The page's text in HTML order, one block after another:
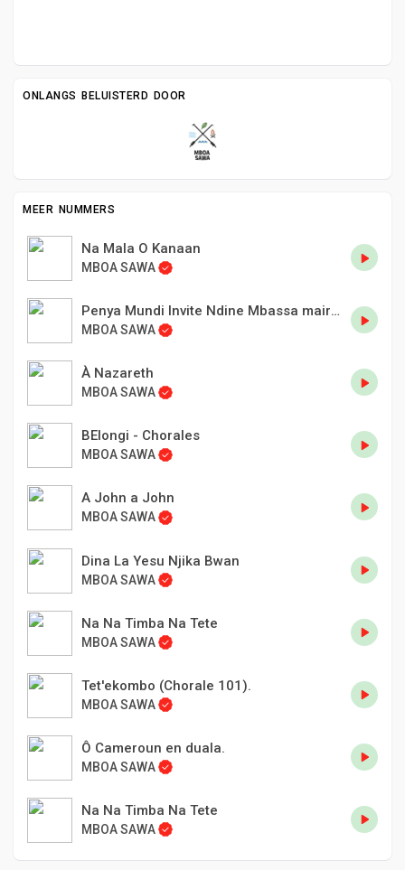
ONLANGS BELUISTERD DOOR
MEER NUMMERS
Na Mala O Kanaan
MBOA SAWA
Penya Mundi Invite Ndine Mbassa maire de Douala.
MBOA SAWA
À Nazareth
MBOA SAWA
BElongi - Chorales
MBOA SAWA
A John a John
MBOA SAWA
Dina La Yesu Njika Bwan
MBOA SAWA
Na Na Timba Na Tete
MBOA SAWA
Tet'ekombo (Chorale 101).
MBOA SAWA
Ô Cameroun en duala.
MBOA SAWA
Na Na Timba Na Tete
MBOA SAWA